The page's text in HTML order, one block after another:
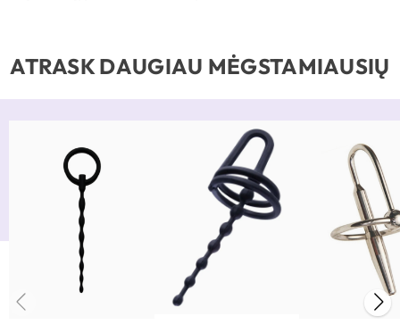
ATRASK DAUGIAU MĖGSTAMIAUSIŲ